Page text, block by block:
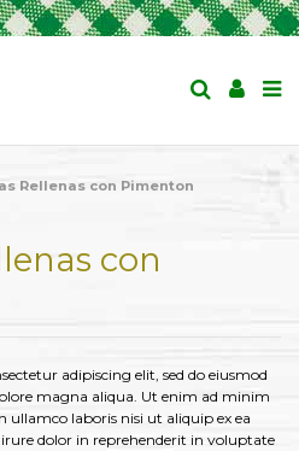
Rellenas con Pimenton
con
adipiscing elit, sed do eiusmod
magna aliqua. Ut enim ad minim
ullamco laboris nisi ut aliquip ex ea
dolor in reprehenderit in voluptate